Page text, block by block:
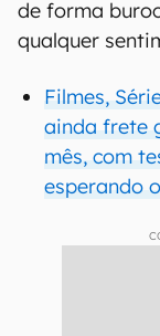
de forma
qualquer
Filmes,
ainda frete
mês, com
esperando